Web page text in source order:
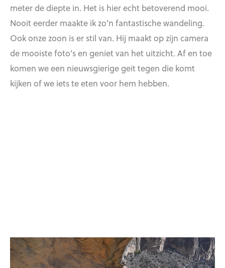
meter de diepte in. Het is hier echt betoverend mooi.
Nooit eerder maakte ik zo’n fantastische wandeling.
Ook onze zoon is er stil van. Hij maakt op zijn camera
de mooiste foto’s en geniet van het uitzicht. Af en toe
komen we een nieuwsgierige geit tegen die komt
kijken of we iets te eten voor hem hebben.